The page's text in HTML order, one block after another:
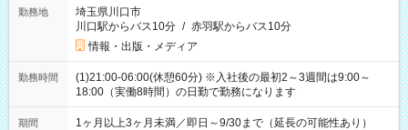
勤務地
埼玉県川口市
川口駅からバス10分 / 赤羽駅からバス10分
情報・出版・メディア
勤務時間
(1)21:00-06:00(休憩60分) ※入社後の最初2～3週間は9:00～
18:00（実働8時間）の日勤で勤務になります
期間 1ヶ月以上3ヶ月未満／即日～9/30まで（延長の可能性あり）